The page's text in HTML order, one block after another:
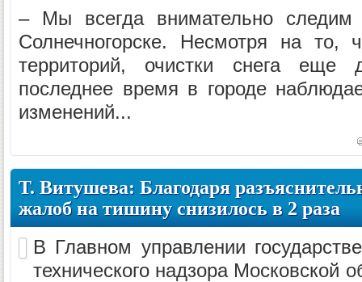
– Мы всегда внимательно следим
Солнечногорске. Несмотря на то,
территорий, очистки снега
последнее время в городе
изменений...
Т. Витушева: Благодаря
жалоб на тишину снизилось в 2 раза
В Главном управлении
технического надзора Московской